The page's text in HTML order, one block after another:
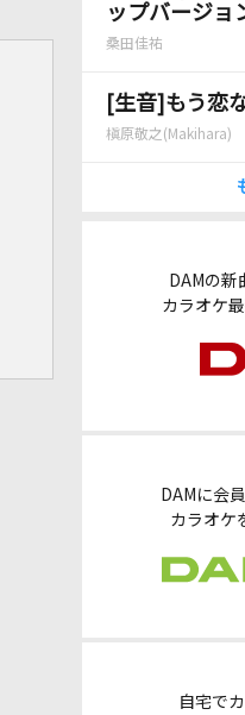
ップバージョ
桑田佳祐
[生音]もう恋
槇原敬之(Makihara)
DAMの
カラオケ
DAMに会
カラオケ
自宅で